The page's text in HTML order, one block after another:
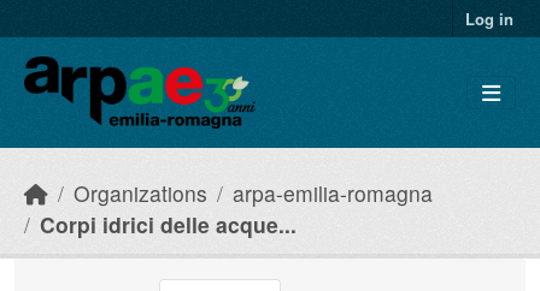
Log in
Organizations
arpa-emilia-romagna
Corpi idrici delle acque...